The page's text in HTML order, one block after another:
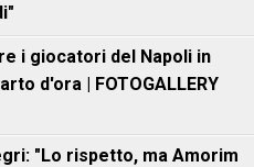
i giocatori del Napoli in
d'ora | FOTOGALLERY
"Lo rispetto, ma Amorim